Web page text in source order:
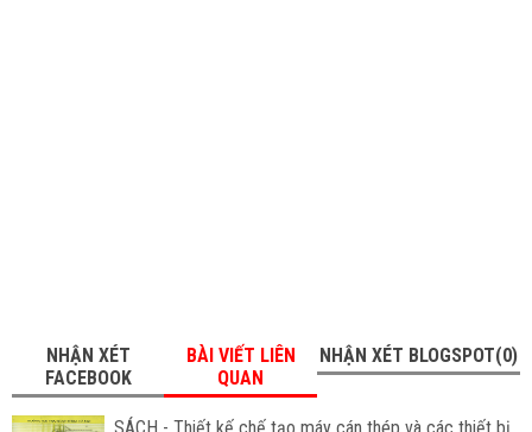
NHẬN XÉT
FACEBOOK
BÀI VIẾT LIÊN
QUAN
NHẬN XÉT BLOGSPOT(0)